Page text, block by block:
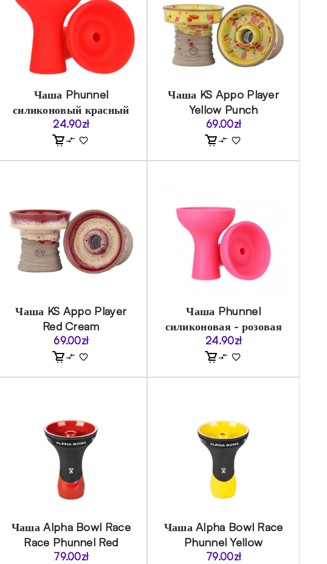
Чаша Phunnel
силиконовый красный
24.90zł
Чаша KS Appo Player
Yellow Punch
69.00zł
Чаша KS Appo Player
Red Cream
69.00zł
Чаша Phunnel
силиконовая - розовая
24.90zł
Чаша Alpha Bowl Race
Race Phunnel Red
79.00zł
Чаша Alpha Bowl Race
Phunnel Yellow
79.00zł